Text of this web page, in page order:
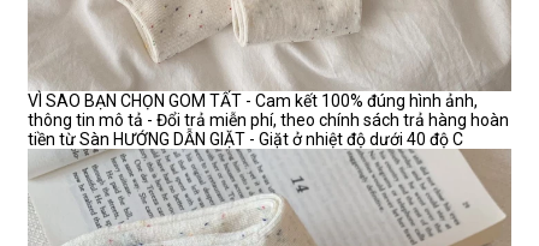
VÌ SAO BẠN CHỌN GOM TẤT - Cam kết 100% đúng hình ảnh,
thông tin mô tả - Đổi trả miễn phí, theo chính sách trả hàng hoàn
tiền từ Sàn HƯỚNG DẪN GIẶT - Giặt ở nhiệt độ dưới 40 độ C